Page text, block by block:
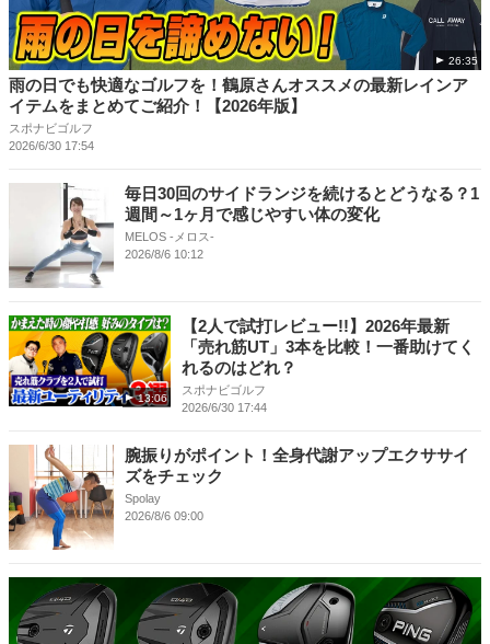
26:35
雨の日でも快適なゴルフを！鶴原さんオススメの最新レインア
イテムをまとめてご紹介！【2026年版】
スポナビゴルフ
2026/6/30 17:54
毎日30回のサイドランジを続けるとどうなる？1
週間～1ヶ月で感じやすい体の変化
MELOS -メロス-
2026/8/6 10:12
13:06
【2人で試打レビュー!!】2026年最新
「売れ筋UT」3本を比較！一番助けてく
れるのはどれ？
スポナビゴルフ
2026/6/30 17:44
腕振りがポイント！全身代謝アップエクササイ
ズをチェック
Spolay
2026/8/6 09:00